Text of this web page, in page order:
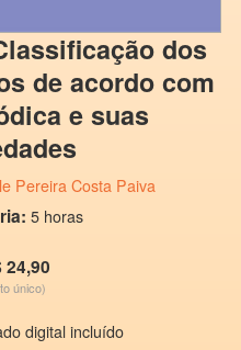
dos
de acordo com
e suas
Pereira Costa Paiva
5 horas
24,90
único)
digital incluído